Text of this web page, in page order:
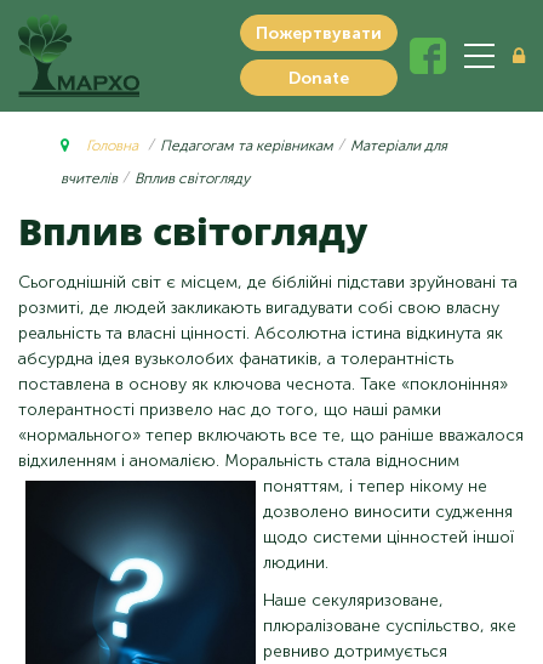
Пожертвувати
Donate
Головна Педагогам та керівникам
Матеріали для
вчителів
Вплив світогляду
Вплив світогляду
Сьогоднішній світ є місцем, де біблійні підстави зруйновані та
розмиті, де людей закликають вигадувати собі свою власну
реальність та власні цінності. Абсолютна істина відкинута як
абсурдна ідея вузьколобих фанатиків, а толерантність
поставлена ​​в основу як ключова чеснота. Таке «поклоніння»
толерантності призвело нас до того, що наші рамки
«нормального» тепер включають все те, що раніше вважалося
відхиленням і аномалією. Моральність стала відносним
поняттям, і тепер нікому не
дозволено виносити судження
щодо системи цінностей іншої
людини.
Наше секуляризоване,
плюралізоване суспільство, яке
ревниво дотримується